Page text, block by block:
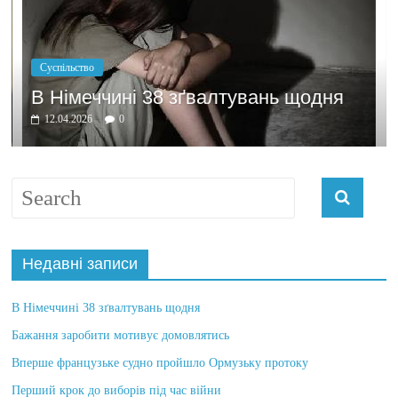
38 зґвалтувань щодня
Політика
Бажання
03.04.2026
Недавні записи
В Німеччині 38 зґвалтувань щодня
Бажання заробити мотивує домовлятись
Вперше французьке судно пройшло Ормузьку протоку
Перший крок до виборів під час війни